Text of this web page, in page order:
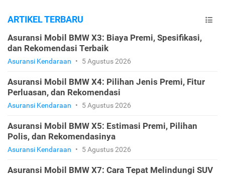
ARTIKEL TERBARU
Asuransi Mobil BMW X3: Biaya Premi, Spesifikasi,
dan Rekomendasi Terbaik
Asuransi Kendaraan • 5 Agustus 2026
Asuransi Mobil BMW X4: Pilihan Jenis Premi, Fitur
Perluasan, dan Rekomendasi
Asuransi Kendaraan • 5 Agustus 2026
Asuransi Mobil BMW X5: Estimasi Premi, Pilihan
Polis, dan Rekomendasinya
Asuransi Kendaraan • 5 Agustus 2026
Asuransi Mobil BMW X7: Cara Tepat Melindungi SUV